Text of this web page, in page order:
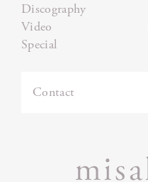
Discography
Video
Special
Contact